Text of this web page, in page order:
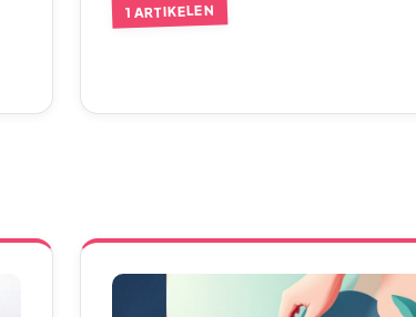
1 ARTIKELEN